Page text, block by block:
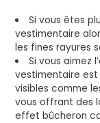
Si vous êtes
vestimentaire
les fines rayures
Si vous aimez
vestimentaire est
visibles comme
vous offrant des
effet bûcheron